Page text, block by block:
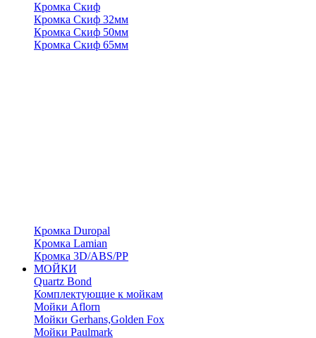
Кромка Скиф
Кромка Скиф 32мм
Кромка Скиф 50мм
Кромка Скиф 65мм
Кромка Duropal
Кромка Lamian
Кромка 3D/ABS/PP
МОЙКИ
Quartz Bond
Комплектующие к мойкам
Мойки Aflorn
Мойки Gerhans,Golden Fox
Мойки Paulmark